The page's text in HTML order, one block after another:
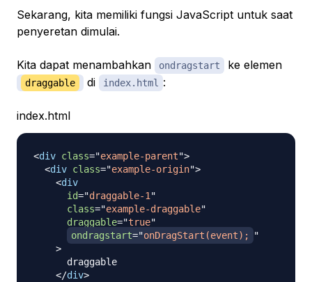
Sekarang, kita memiliki fungsi JavaScript untuk saat
penyeretan dimulai.
Kita dapat menambahkan ondragstart ke elemen
draggable di index.html :
index.html
<div class="example-parent">
<div class="example-origin">
<div
id="draggable-1"
class="example-draggable"
draggable="true"
ondragstart="onDragStart(event);
"
>
      draggable
</div>